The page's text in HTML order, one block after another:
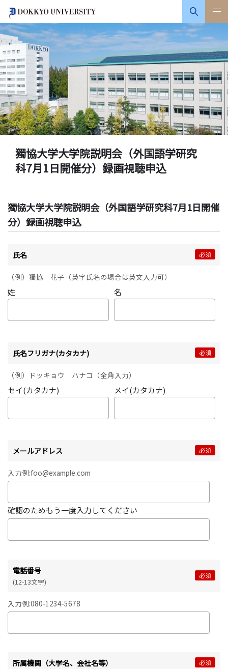
獨協大学大学院説明会（外国語学研究
科7月1日開催分）録画視聴申込
獨協大学大学院説明会（外国語学研究科7月1日開催
分）録画視聴申込
氏名 必須
（例）獨協 花子（英字氏名の場合は英文入力可）
姓 名
氏名フリガナ(カタカナ) 必須
（例）ドッキョウ ハナコ（全角入力）
セイ(カタカナ) メイ(カタカナ)
メールアドレス 必須
入力例:foo@example.com
確認のためもう一度入力してください
電話番号 必須
(12-13文字)
入力例:080-1234-5678
所属機関（大学名、会社名等） 必須